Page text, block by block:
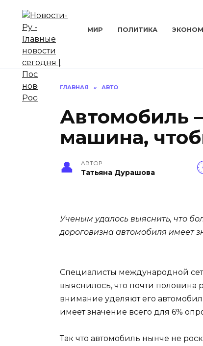
содержанию
МИР ПОЛИТИКА
ГЛАВНАЯ » АВТО
Автомобиль
машина,
АВТОР
Татьяна Дурашова
Ученым удалось выяснить, что
дороговизна автомобиля имеет
Специалисты международной
выяснилось, что почти
внимание уделяют его
имеет значение всего для 6%
Так что автомобиль нынче не